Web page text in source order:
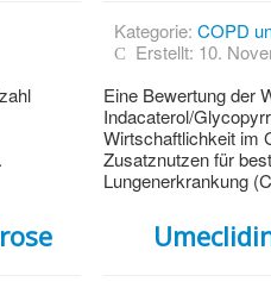
Kategorie: COPD
Erstellt: 10.
Eine Bewertung der
Indacaterol/
Wirtschaftlichkeit im
Zusatznutzen für
Lungenerkrankung